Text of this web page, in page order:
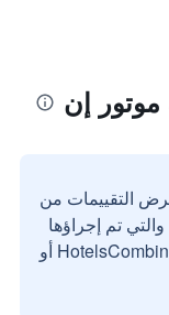
إن
التقييمات من
تم إجراؤها
بواسطة مستخدمين حقيقيين مع HotelsCombined أو